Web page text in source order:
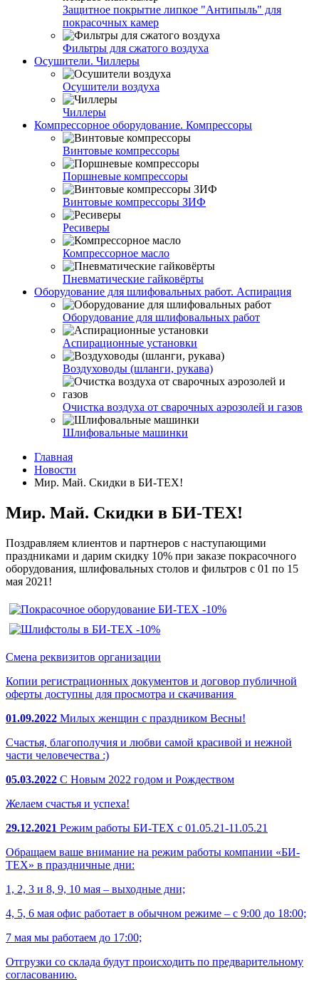
Защитное покрытие липкое "Антипыль" для
покрасочных камер
Фильтры для сжатого воздуха
Осушители. Чиллеры
Осушители воздуха
Чиллеры
Компрессорное оборудование. Компрессоры
Винтовые компрессоры
Поршневые компрессоры
Винтовые компрессоры ЗИФ
Ресиверы
Компрессорное масло
Пневматические гайковёрты
Оборудование для шлифовальных работ. Аспирация
Оборудование для шлифовальных работ
Аспирационные установки
Воздуховоды (шланги, рукава)
Очистка воздуха от сварочных аэрозолей и газов
Шлифовальные машинки
Главная
Новости
Мир. Май. Скидки в БИ-ТЕХ!
Мир. Май. Скидки в БИ-ТЕХ!
Поздравляем клиентов и партнеров с наступающими
праздниками и дарим скидку 10% при заказе покрасочного
оборудования, шлифовальных столов и фильтров с 01 по 15
мая 2021!
Смена реквизитов организации
Копии регистрационных документов и договор публичной
оферты доступны для просмотра и скачивания
01.09.2022 Милых женщин с праздником Весны!
Счастья, благополучия и любви самой красивой и нежной
части человечества :)
05.03.2022 С Новым 2022 годом и Рождеством
Желаем счастья и успеха!
29.12.2021 Режим работы БИ-ТЕХ с 01.05.21-11.05.21
Обращаем ваше внимание на режим работы компании «БИ-
ТЕХ» в праздничные дни:
1, 2, 3 и 8, 9, 10 мая – выходные дни;
4, 5, 6 мая офис работает в обычном режиме – с 9:00 до 18:00;
7 мая мы работаем до 17:00;
Отгрузки со склада будут происходить по предварительному
согласованию.